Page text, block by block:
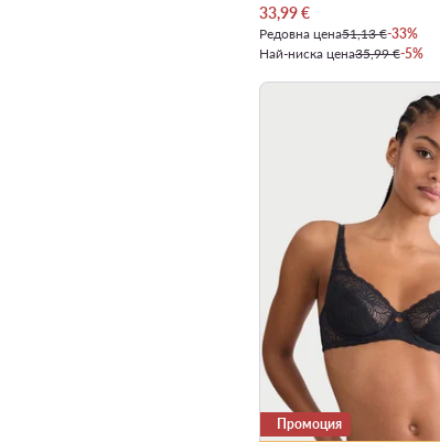
Актуална цена
33,99€
Редовна цена51,13 €-33%
Най-ниска цена35,99 €-5%
Промоция